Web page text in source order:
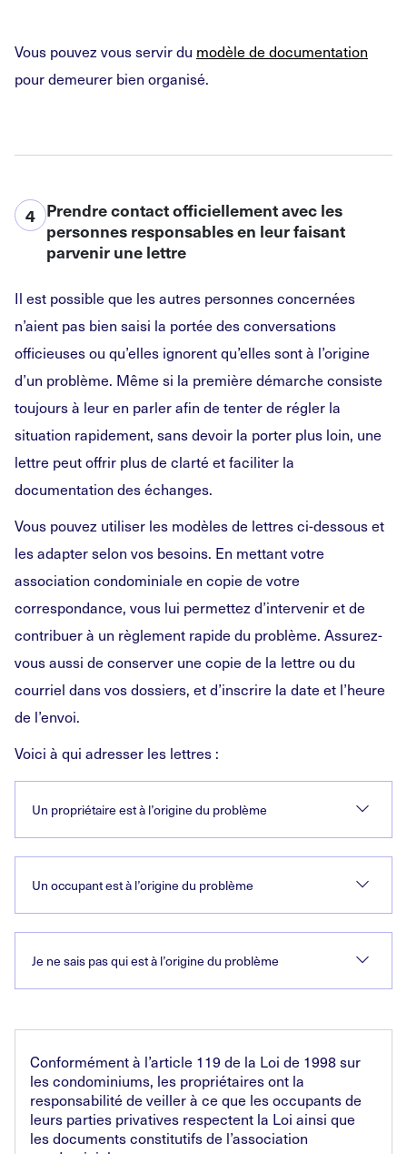
Vous pouvez vous servir du modèle de documentation
pour demeurer bien organisé.
4 Prendre contact officiellement avec les
personnes responsables en leur faisant
parvenir une lettre
Il est possible que les autres personnes concernées
n’aient pas bien saisi la portée des conversations
officieuses ou qu’elles ignorent qu’elles sont à l’origine
d’un problème. Même si la première démarche consiste
toujours à leur en parler afin de tenter de régler la
situation rapidement, sans devoir la porter plus loin, une
lettre peut offrir plus de clarté et faciliter la
documentation des échanges.
Vous pouvez utiliser les modèles de lettres ci-dessous et
les adapter selon vos besoins. En mettant votre
association condominiale en copie de votre
correspondance, vous lui permettez d’intervenir et de
contribuer à un règlement rapide du problème. Assurez-
vous aussi de conserver une copie de la lettre ou du
courriel dans vos dossiers, et d’inscrire la date et l’heure
de l’envoi.
Voici à qui adresser les lettres :
Un propriétaire est à l’origine du problème
Un occupant est à l’origine du problème
Je ne sais pas qui est à l’origine du problème
Conformément à l’article 119 de la Loi de 1998 sur
les condominiums, les propriétaires ont la
responsabilité de veiller à ce que les occupants de
leurs parties privatives respectent la Loi ainsi que
les documents constitutifs de l’association